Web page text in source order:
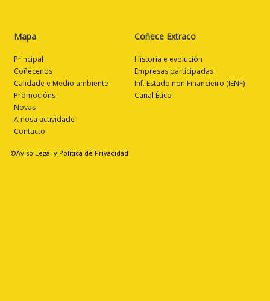
Mapa
Principal
Coñécenos
Calidade e Medio ambiente
Promocións
Novas
A nosa actividade
Contacto
Coñece Extraco
Historia e evolución
Empresas participadas
Inf. Estado non Financieiro (IENF)
Canal Ético
©Aviso Legal y Politica de Privacidad